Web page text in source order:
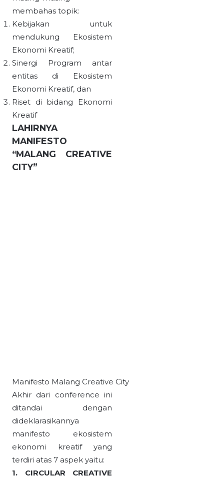
membahas topik:
Kebijakan untuk
mendukung Ekosistem
Ekonomi Kreatif;
Sinergi Program antar
entitas di Ekosistem
Ekonomi Kreatif, dan
Riset di bidang Ekonomi
Kreatif
LAHIRNYA
MANIFESTO
“MALANG CREATIVE
CITY”
Manifesto Malang Creative City
Akhir dari conference ini
ditandai dengan
dideklarasikannya
manifesto ekosistem
ekonomi kreatif yang
terdiri atas 7 aspek yaitu:
1. CIRCULAR CREATIVE